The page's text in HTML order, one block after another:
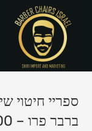
content
ברבר פרו – 500 מ"ל